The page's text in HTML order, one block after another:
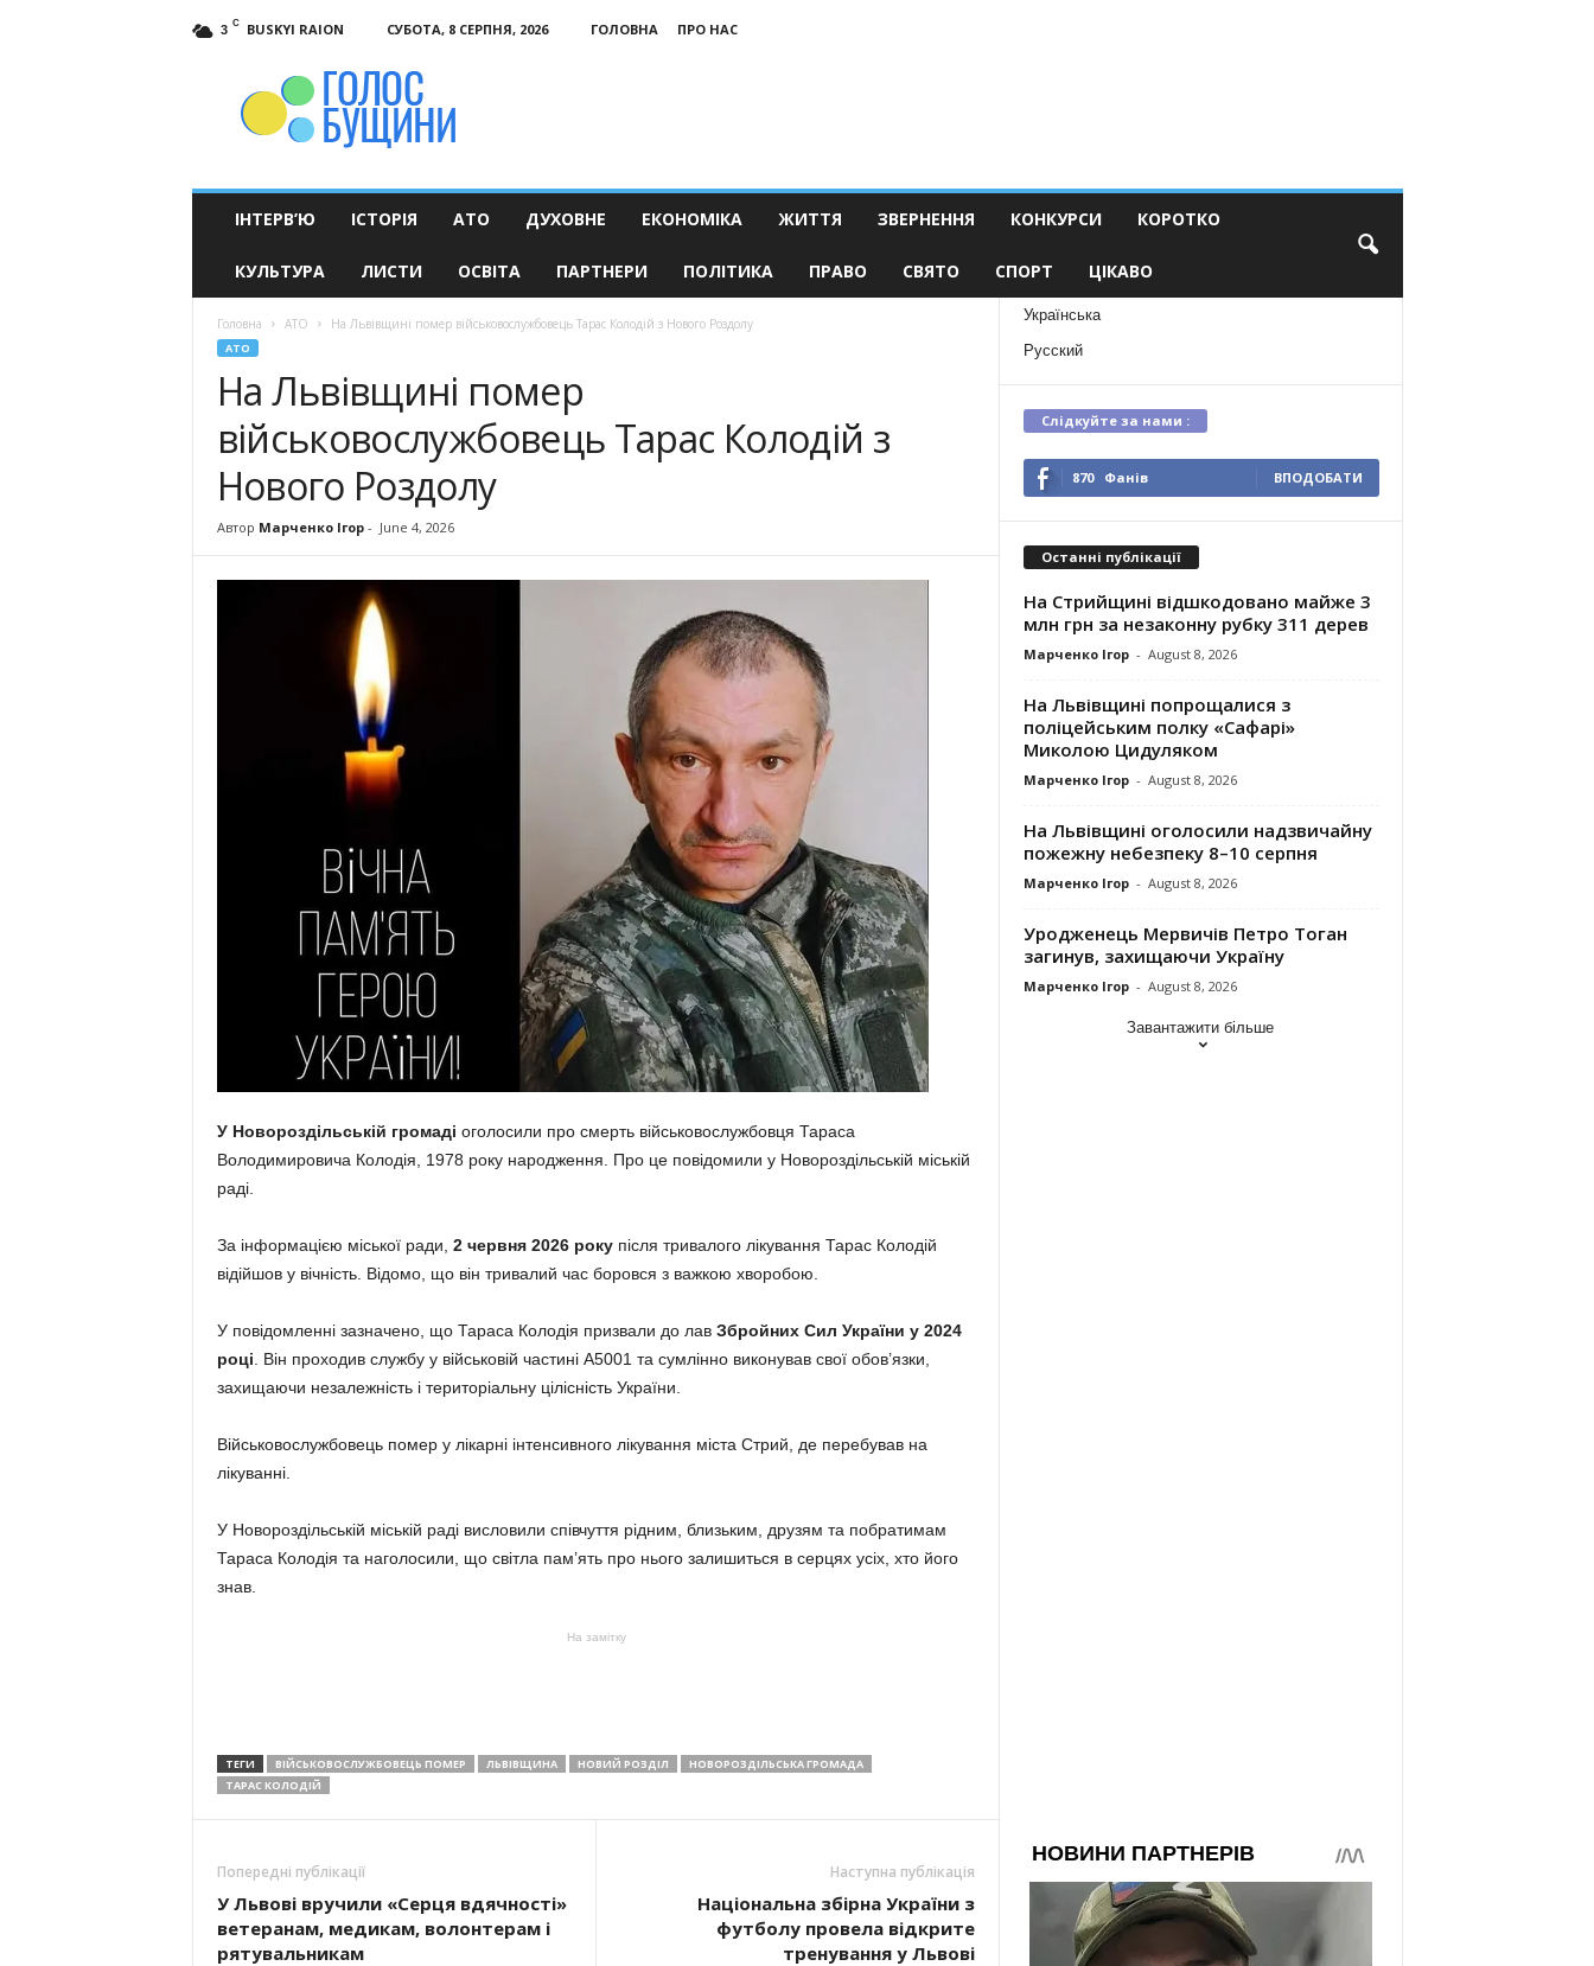
3 C BUSKYI RAION СУБОТА, 8 СЕРПНЯ, 2026 ГОЛОВНА
ПРО НАС
ІНТЕРВ’Ю ІСТОРІЯ АТО ДУХОВНЕ ЕКОНОМІКА ЖИТТЯ ЗВЕРНЕННЯ КОНКУРСИ КОРОТКО
КУЛЬТУРА ЛИСТИ ОСВІТА ПАРТНЕРИ ПОЛІТИКА ПРАВО СВЯТО СПОРТ ЦІКАВО
Головна АТО На Львівщині помер військовослужбовець Тарас Колодій з Нового Роздолу
АТО
На Львівщині помер
військовослужбовець Тарас Колодій з
Нового Роздолу
Автор Марченко Ігор- June 4, 2026
У Новороздільській громаді оголосили про смерть військовослужбовця Тараса
Володимировича Колодія, 1978 року народження. Про це повідомили у Новороздільській міській
раді.
За інформацією міської ради, 2 червня 2026 рокупісля тривалого лікування Тарас Колодій
відійшов у вічність. Відомо, що він тривалий час боровся з важкою хворобою.
У повідомленні зазначено, що Тараса Колодія призвали до лав Збройних Сил України у 2024
році . Він проходив службу у військовій частині А5001 та сумлінно виконував свої обов’язки,
захищаючи незалежність і територіальну цілісність України.
Військовослужбовець помер у лікарні інтенсивного лікування міста Стрий, де перебував на
лікуванні.
У Новороздільській міській раді висловили співчуття рідним, близьким, друзям та побратимам
Тараса Колодія та наголосили, що світла пам’ять про нього залишиться в серцях усіх, хто його
знав.
На замітку
ТЕГИ ВІЙСЬКОВОСЛУЖБОВЕЦЬ ПОМЕР ЛЬВІВЩИНА НОВИЙ РОЗДІЛ
НОВОРОЗДІЛЬСЬКА ГРОМАДА
ТАРАС КОЛОДІЙ
Попередні публікації
У Львові вручили «Серця вдячності»
ветеранам, медикам, волонтерам і
рятувальникам
Наступна публікація
Національна збірна України з
футболу провела відкрите
тренування у Львові
Українська
Русский
Слідкуйте за нами :
870 Фанів ВПОДОБАТИ
Останні публікації
На Стрийщині відшкодовано майже 3
млн грн за незаконну рубку 311 дерев
Марченко Ігор - August 8, 2026
На Львівщині попрощалися з
поліцейським полку «Сафарі»
Миколою Цидуляком
Марченко Ігор - August 8, 2026
На Львівщині оголосили надзвичайну
пожежну небезпеку 8–10 серпня
Марченко Ігор - August 8, 2026
Уродженець Мервичів Петро Тоган
загинув, захищаючи Україну
Марченко Ігор - August 8, 2026
Завантажити більше